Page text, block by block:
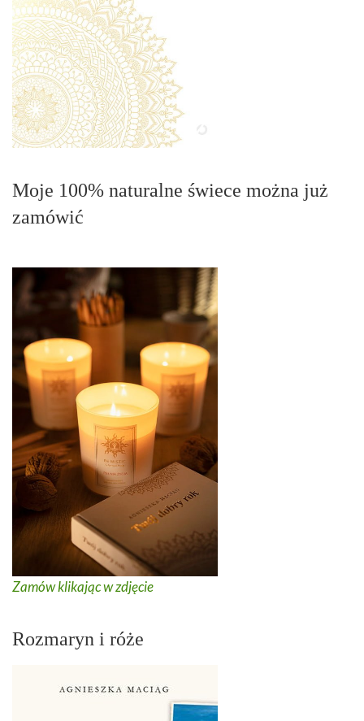
Moje 100% naturalne świece można już
zamówić
Zamów klikając w zdjęcie
Rozmaryn i róże